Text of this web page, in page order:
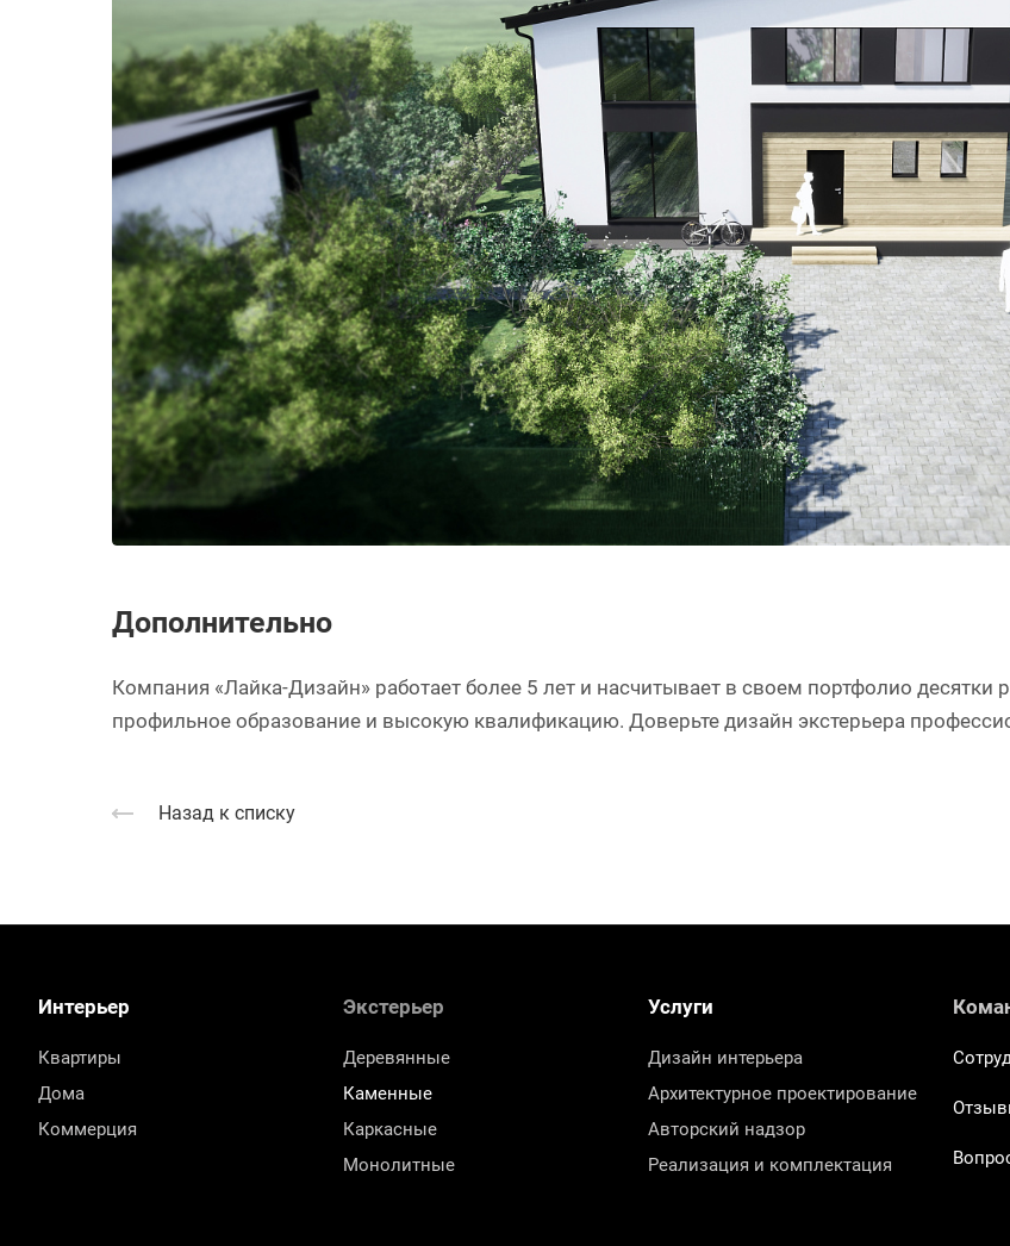
Дополнительно
Компания «Лайка-Дизайн» работает более 5 лет и насчитывает в своем портфолио
профильное образование и высокую квалификацию. Доверьте дизайн экстерьера
Назад к списку
Интерьер
Квартиры
Дома
Коммерция
Экстерьер
Деревянные
Каменные
Каркасные
Монолитные
Услуги
Дизайн интерьера
Архитектурное проектирование
Авторский надзор
Реализация и комплектация